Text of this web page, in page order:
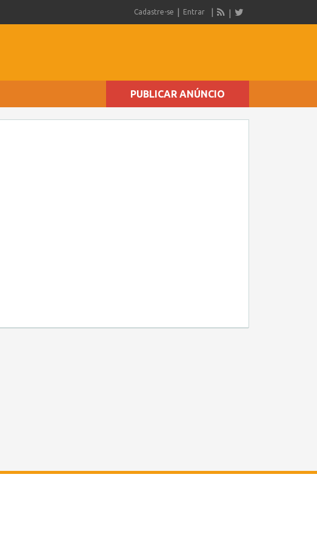
Cadastre-se Entrar
PUBLICAR ANÚNCIO